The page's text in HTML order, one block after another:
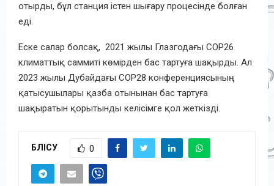
отырды, бұл станция істен шығару процесінде болған
еді.
Еске салар болсақ, 2021 жылы Глазгодағы COP26
климаттық саммиті көмірден бас тартуға шақырды. Ал
2023 жылы Дубайдағы COP28 конференциясының
қатысушылары қазба отынынан бас тартуға
шақыратын қорытынды келісімге қол жеткізді.
БӨЛІСУ 0